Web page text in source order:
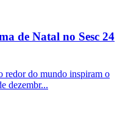
de Natal no Sesc 24
redor do mundo inspiram o
dezembr...